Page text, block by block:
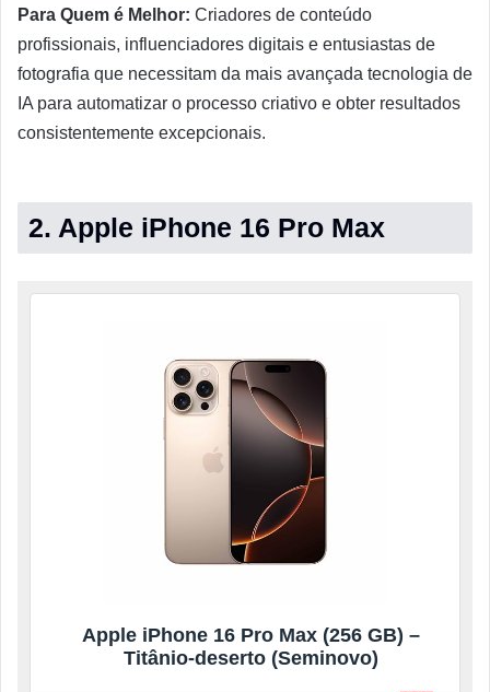
Para Quem é Melhor: Criadores de conteúdo
profissionais, influenciadores digitais e entusiastas de
fotografia que necessitam da mais avançada tecnologia de
IA para automatizar o processo criativo e obter resultados
consistentemente excepcionais.
2. Apple iPhone 16 Pro Max
Apple iPhone 16 Pro Max (256 GB) –
Titânio-deserto (Seminovo)